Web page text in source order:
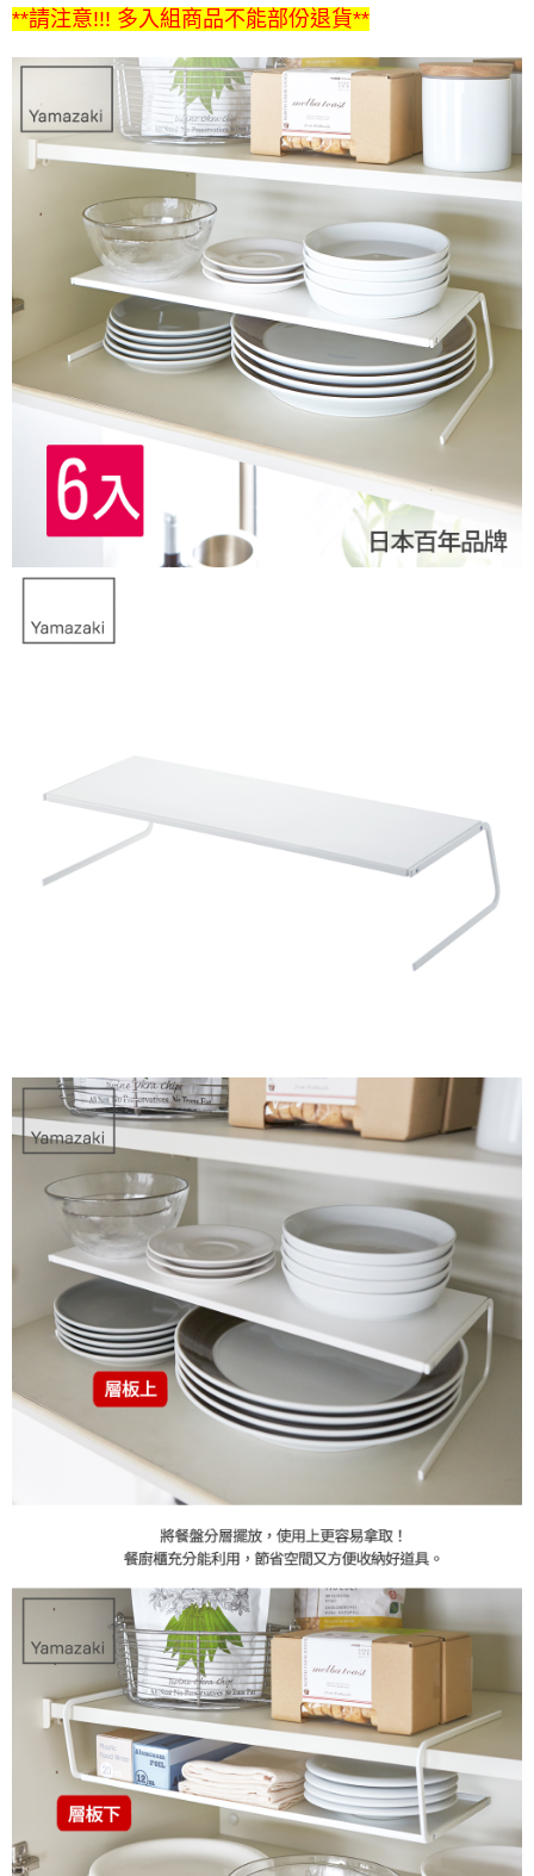
**請注意!!! 多入組商品不能部份退貨**